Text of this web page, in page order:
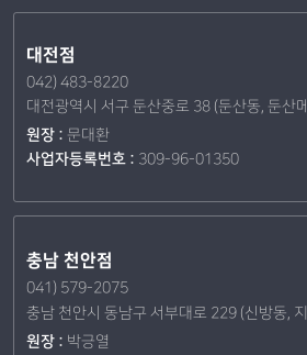
대전점
042) 483-8220
대전광역시 서구 둔산중로 38 (둔산동, 둔산
원장 : 문대환
사업자등록번호 : 309-96-01350
충남 천안점
041) 579-2075
충남 천안시 동남구 서부대로 229 (신방동,
원장 : 박긍열